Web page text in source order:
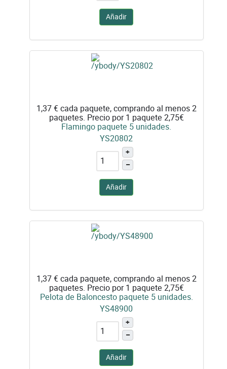
Añadir
1,37 €cada paquete, comprando al menos 2
paquetes. Precio por 1 paquete 2,75€
Flamingo paquete 5 unidades.
YS20802
+
–
Añadir
1,37 €cada paquete, comprando al menos 2
paquetes. Precio por 1 paquete 2,75€
Pelota de Baloncesto paquete 5 unidades.
YS48900
+
–
Añadir